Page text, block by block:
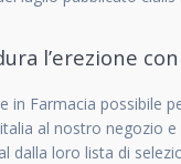
l’erezione
in Farmacia possibile
al nostro negozio e
dalla loro lista di